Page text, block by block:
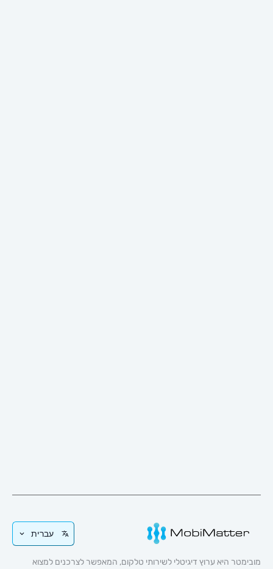
עברית
היא ערוץ דיגיטלי לשירותי טלקום, המאפשר לצרכנים למצוא